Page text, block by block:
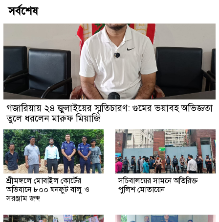
সর্বশেষ
গজারিয়ায় ২৪ জুলাইয়ের স্মৃতিচারণ: গুমের ভয়াবহ অভিজ্ঞতা
তুলে ধরলেন মারুফ মিয়াজি
শ্রীমঙ্গলে মোবাইল কোর্টের
অভিযানে ৮০০ ঘনফুট বালু ও
সরঞ্জাম জব্দ
সচিবালয়ের সামনে অতিরিক্ত
পুলিশ মোতায়েন